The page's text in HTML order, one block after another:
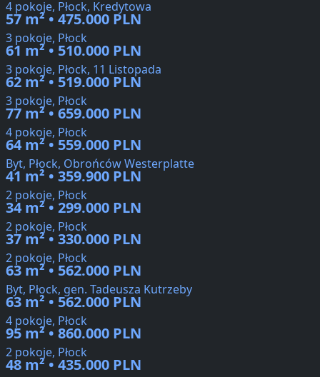
4 pokoje, Płock, Kredytowa
57 m² • 475.000 PLN
3 pokoje, Płock
61 m² • 510.000 PLN
3 pokoje, Płock, 11 Listopada
62 m² • 519.000 PLN
3 pokoje, Płock
77 m² • 659.000 PLN
4 pokoje, Płock
64 m² • 559.000 PLN
Byt, Płock, Obrońców Westerplatte
41 m² • 359.900 PLN
2 pokoje, Płock
34 m² • 299.000 PLN
2 pokoje, Płock
37 m² • 330.000 PLN
2 pokoje, Płock
63 m² • 562.000 PLN
Byt, Płock, gen. Tadeusza Kutrzeby
63 m² • 562.000 PLN
4 pokoje, Płock
95 m² • 860.000 PLN
2 pokoje, Płock
48 m² • 435.000 PLN